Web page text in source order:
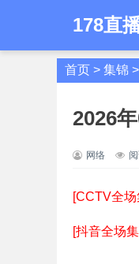
178直
首页 > 集锦 >
2026
网络
[CCTV全
[抖音全场